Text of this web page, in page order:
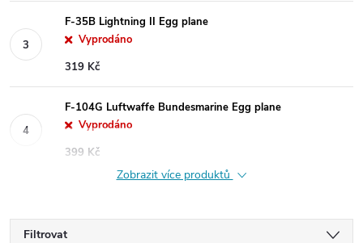
F-35B Lightning II Egg plane
Vyprodáno
319 Kč
F-104G Luftwaffe Bundesmarine Egg plane
Vyprodáno
399 Kč
Zobrazit více produktů
Filtrovat